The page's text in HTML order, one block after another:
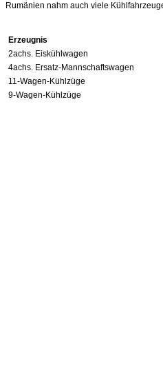
Rumänien nahm auch viele
Erzeugnis
2achs. Eiskühlwagen
4achs. Ersatz-Mannschaftswagen
11-Wagen-Kühlzüge
9-Wagen-Kühlzüge